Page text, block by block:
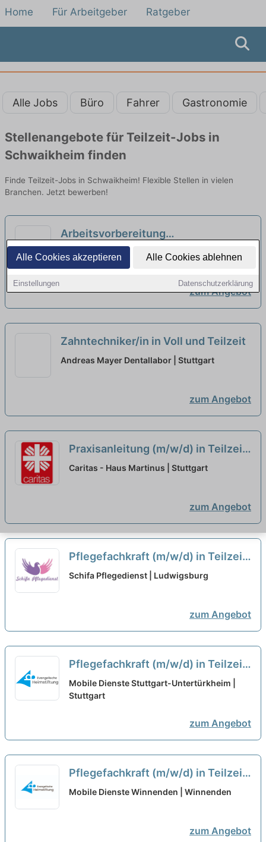
Alle Cookies akzeptieren Alle Cookies ablehnen
Einstellungen Datenschutzerklärung
Home Für Arbeitgeber Ratgeber
Alle Jobs Büro Fahrer Gastronomie
Stellenangebote für Teilzeit-Jobs in
Schwaikheim finden
Finde Teilzeit-Jobs in Schwaikheim! Flexible Stellen in vielen
Branchen. Jetzt bewerben!
Arbeitsvorbereitung
Zahntechnische Labor Dentallabor
Voll/und Teilzeit
Andreas Mayer Dentallabor | Stuttgart
zum Angebot
Zahntechniker/in in Voll und Teilzeit
Andreas Mayer Dentallabor | Stuttgart
zum Angebot
Praxisanleitung (m/w/d) in Teilzeit
(50%) - Ein Arbeitsplatz in einer
Caritas - Haus Martinus | Stuttgart
zum Angebot
Pflegefachkraft (m/w/d) in Teilzeit
(50%) - Wir suchen Dich! neu
Schifa Pflegedienst | Ludwigsburg
zum Angebot
Pflegefachkraft (m/w/d) in Teilzeit
(50-80%) - Willkommen im Team!
neu
Mobile Dienste Stuttgart-Untertürkheim |
Stuttgart
zum Angebot
Pflegefachkraft (m/w/d) in Teilzeit
(50-80% stellenumfang) - Kommen
Mobile Dienste Winnenden | Winnenden
zum Angebot